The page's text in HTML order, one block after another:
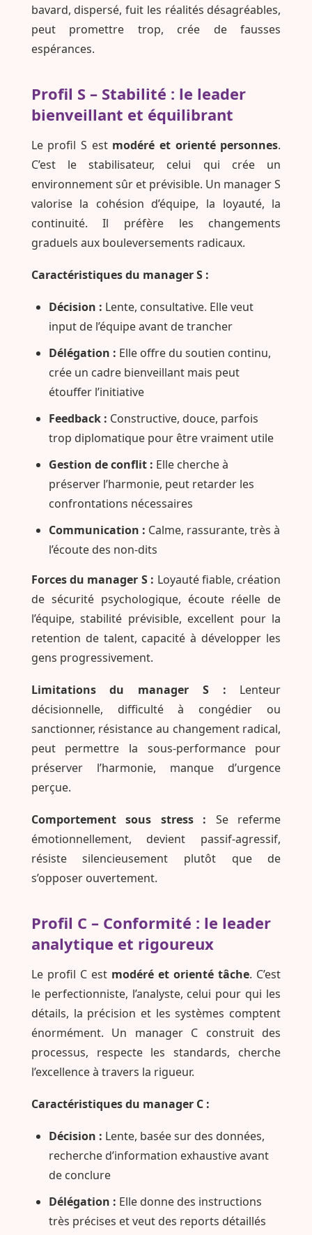
bavard, dispersé, fuit les réalités désagréables,
peut promettre trop, crée de fausses
espérances.
Profil S – Stabilité : le leader
bienveillant et équilibrant
Le profil S est modéré et orienté personnes.
C’est le stabilisateur, celui qui crée un
environnement sûr et prévisible. Un manager S
valorise la cohésion d’équipe, la loyauté, la
continuité. Il préfère les changements
graduels aux bouleversements radicaux.
Caractéristiques du manager S :
Décision : Lente, consultative. Elle veut
input de l’équipe avant de trancher
Délégation : Elle offre du soutien continu,
crée un cadre bienveillant mais peut
étouffer l’initiative
Feedback : Constructive, douce, parfois
trop diplomatique pour être vraiment utile
Gestion de conflit : Elle cherche à
préserver l’harmonie, peut retarder les
confrontations nécessaires
Communication : Calme, rassurante, très à
l’écoute des non-dits
Forces du manager S : Loyauté fiable, création
de sécurité psychologique, écoute réelle de
l’équipe, stabilité prévisible, excellent pour la
retention de talent, capacité à développer les
gens progressivement.
Limitations du manager S : Lenteur
décisionnelle, difficulté à congédier ou
sanctionner, résistance au changement radical,
peut permettre la sous-performance pour
préserver l’harmonie, manque d’urgence
perçue.
Comportement sous stress : Se referme
émotionnellement, devient passif-agressif,
résiste silencieusement plutôt que de
s’opposer ouvertement.
Profil C – Conformité : le leader
analytique et rigoureux
Le profil C est modéré et orienté tâche. C’est
le perfectionniste, l’analyste, celui pour qui les
détails, la précision et les systèmes comptent
énormément. Un manager C construit des
processus, respecte les standards, cherche
l’excellence à travers la rigueur.
Caractéristiques du manager C :
Décision : Lente, basée sur des données,
recherche d’information exhaustive avant
de conclure
Délégation : Elle donne des instructions
très précises et veut des reports détaillés